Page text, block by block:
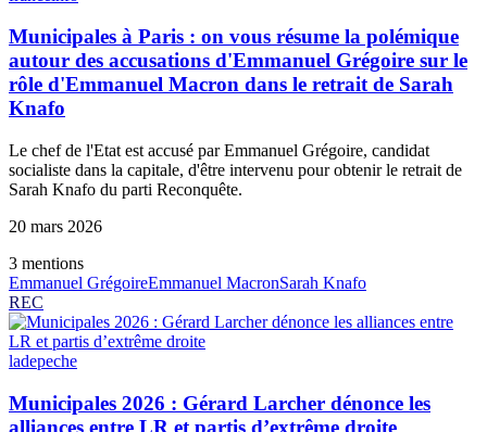
Municipales à Paris : on vous résume la polémique
autour des accusations d'Emmanuel Grégoire sur le
rôle d'Emmanuel Macron dans le retrait de Sarah
Knafo
Le chef de l'Etat est accusé par Emmanuel Grégoire, candidat
socialiste dans la capitale, d'être intervenu pour obtenir le retrait de
Sarah Knafo du parti Reconquête.
20 mars 2026
3 mentions
Emmanuel GrégoireEmmanuel MacronSarah Knafo
REC
ladepeche
Municipales 2026 : Gérard Larcher dénonce les
alliances entre LR et partis d’extrême droite